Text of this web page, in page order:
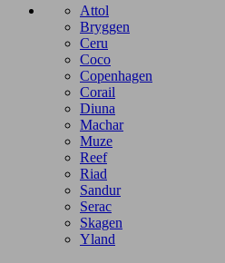
Preis von
€
Produkte ansehen
Attol
Bryggen
Ceru
Coco
Copenhagen
Corail
Diuna
Machar
Muze
Reef
Riad
Sandur
Serac
Skagen
Yland